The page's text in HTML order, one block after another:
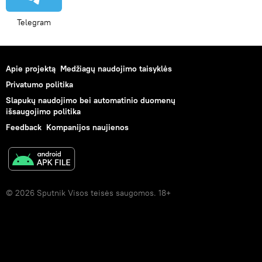
Telegram
Apie projektą Medžiagų naudojimo taisyklės
Privatumo politika
Slapukų naudojimo bei automatinio duomenų
išsaugojimo politika
Feedback Kompanijos naujienos
© 2026 Sputnik Visos teisės saugomos. 18+